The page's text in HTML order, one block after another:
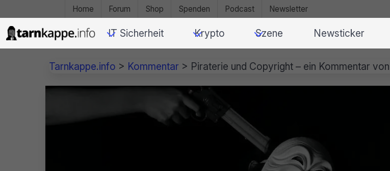
Home Forum Shop Spenden Podcast Newsletter
IT Sicherheit Krypto Szene Newsticker
Tarnkappe.info > Kommentar > Piraterie und Copyright – ein Kommentar